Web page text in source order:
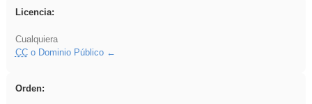
Licencia:
Cualquiera
CCo Dominio Público
Orden: